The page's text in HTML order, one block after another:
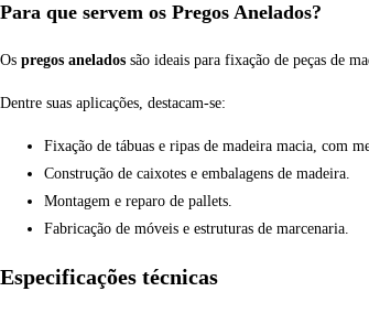
Para que servem os Pregos Anelados?
Os pregos anelados são ideais para fixação de peças de
Dentre suas aplicações, destacam-se:
Fixação de tábuas e ripas de madeira macia, com
Construção de caixotes e embalagens de madeira.
Montagem e reparo de pallets.
Fabricação de móveis e estruturas de marcenaria.
Especificações técnicas